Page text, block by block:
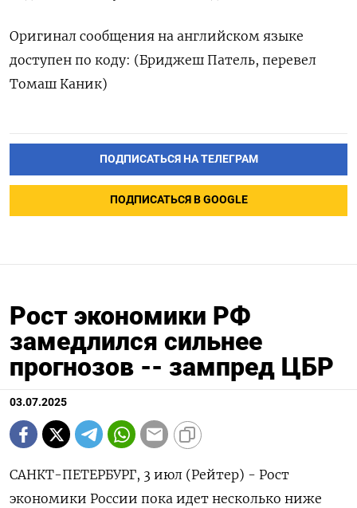
Оригинал сообщения на английском языке
доступен по коду: (Бриджеш Патель, перевел
Томаш Каник)
ПОДПИСАТЬСЯ НА ТЕЛЕГРАМ
ПОДПИСАТЬСЯ В GOOGLE
Рост экономики РФ
замедлился сильнее
прогнозов -- зампред ЦБР
03.07.2025
САНКТ-ПЕТЕРБУРГ, 3 июл (Рейтер) - Рост
экономики России пока идет несколько ниже